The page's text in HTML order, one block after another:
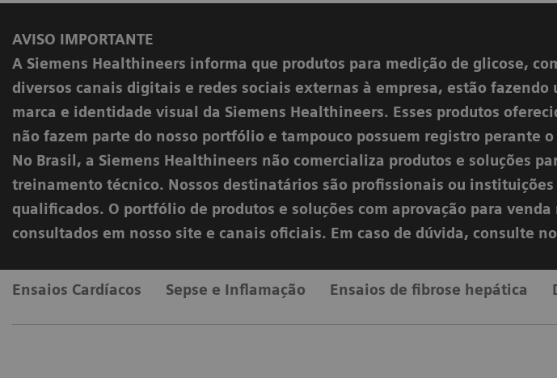
AVISO IMPORTANTE
A Siemens Healthineers informa que produtos para medição de glicose,
diversos canais digitais e redes sociais externas à empresa, estão fazendo
marca e identidade visual da Siemens Healthineers. Esses produtos
não fazem parte do nosso portfólio e tampouco possuem registro perante
No Brasil, a Siemens Healthineers não comercializa produtos e soluções
treinamento técnico. Nossos destinatários são profissionais ou instituições
qualificados. O portfólio de produtos e soluções com aprovação para venda
consultados em nosso site e canais oficiais. Em caso de dúvida, consulte
Ensaios Cardíacos Sepse e Inflamação Ensaios de fibrose hepática